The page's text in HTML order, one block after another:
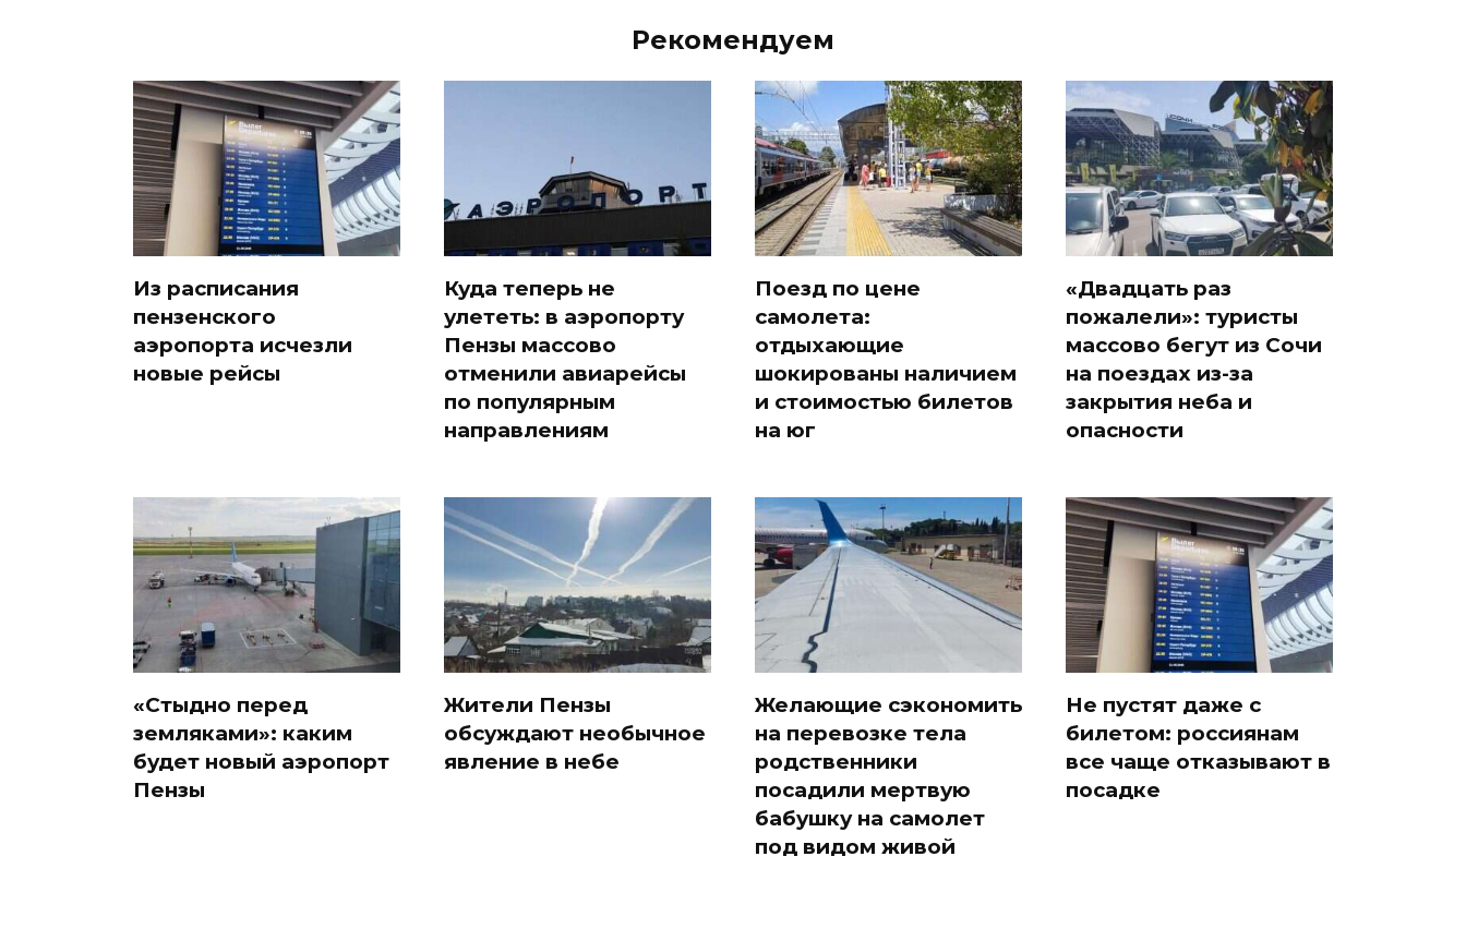
Рекомендуем
Из расписания
пензенского
аэропорта исчезли
новые рейсы
Куда теперь не
улететь: в аэропорту
Пензы массово
отменили авиарейсы
по популярным
направлениям
Поезд по цене
самолета:
отдыхающие
шокированы наличием
и стоимостью билетов
на юг
«Двадцать раз
пожалели»: туристы
массово бегут из Сочи
на поездах из-за
закрытия неба и
опасности
«Стыдно перед
земляками»: каким
будет новый аэропорт
Пензы
Жители Пензы
обсуждают необычное
явление в небе
Желающие сэкономить
на перевозке тела
родственники
посадили мертвую
бабушку на самолет
под видом живой
Не пустят даже с
билетом: россиянам
все чаще отказывают в
посадке